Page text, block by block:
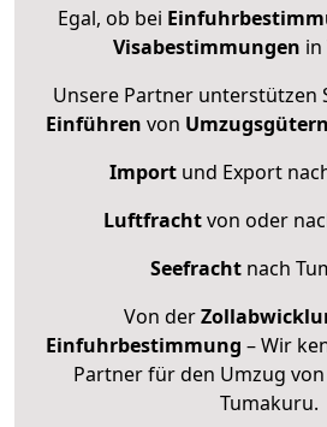
Egal, ob bei
Visabestimmungen in
Unsere Partner unterstützen
Einführen von Umzugsgütern
Importund Export
Luftfrachtvon oder
Seefrachtnach
Von der
Einfuhrbestimmung – Wir
Partner für den Umzug
Tumakuru.